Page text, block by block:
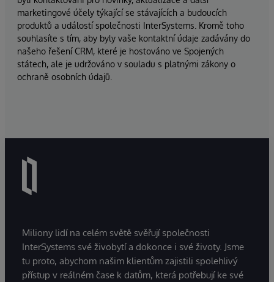
marketingové účely týkající se stávajících a budoucích
produktů a událostí společnosti InterSystems. Kromě toho
souhlasíte s tím, aby byly vaše kontaktní údaje zadávány do
našeho řešení CRM, které je hostováno ve Spojených
státech, ale je udržováno v souladu s platnými zákony o
ochraně osobních údajů.
Miliony lidí na celém světě svěřují společnosti
InterSystems své živobytí a dokonce i své životy. Jsme
tu proto, abychom našim klientům zajistili spolehlivý
přístup v reálném čase k datům, která potřebují ke své